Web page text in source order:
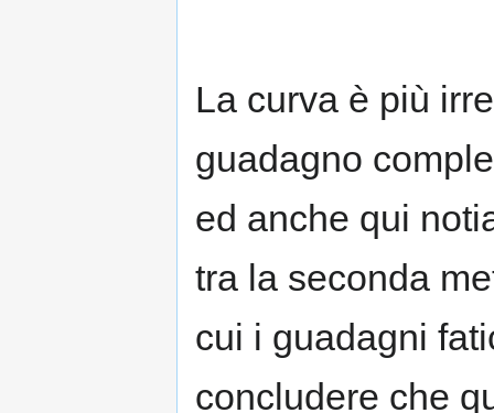
La curva è più
guadagno
ed anche qui
tra la seconda
cui i guadagni
concludere che